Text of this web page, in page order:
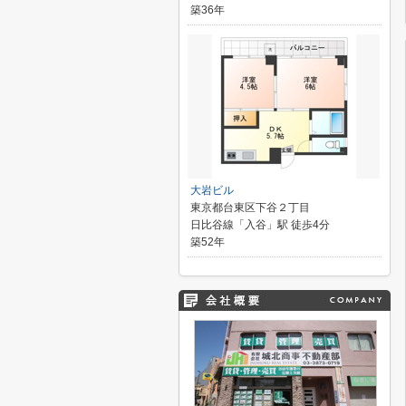
築36年
大岩ビル
東京都台東区下谷２丁目
日比谷線「入谷」駅 徒歩4分
築52年